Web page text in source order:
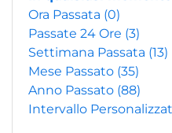
Ora Passata (0)
Passate 24 Ore (3)
Settimana Passata (13)
Mese Passato (35)
Anno Passato (88)
Intervallo